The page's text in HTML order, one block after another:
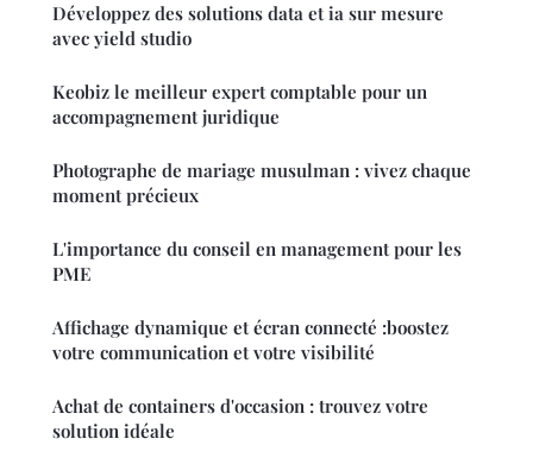
Développez des solutions data et ia sur mesure
avec yield studio
Keobiz le meilleur expert comptable pour un
accompagnement juridique
Photographe de mariage musulman : vivez chaque
moment précieux
L'importance du conseil en management pour les
PME
Affichage dynamique et écran connecté :boostez
votre communication et votre visibilité
Achat de containers d'occasion : trouvez votre
solution idéale